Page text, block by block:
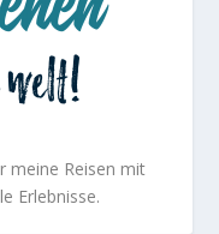
meine Reisen mit
Erlebnisse.